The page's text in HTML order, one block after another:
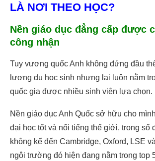
LÀ NƠI THEO HỌC?
Nền giáo dục đẳng cấp được
công nhận
Tuy vương quốc Anh không đứng đầu
lượng du học sinh nhưng lại luôn nằm
quốc gia được nhiều sinh viên lựa chọn.
Nền giáo dục Anh Quốc sở hữu cho
đại học tốt và nổi tiếng thế giới, trong số
không kể đến Cambridge, Oxford, LSE
ngôi trường đó hiện đang nằm trong top